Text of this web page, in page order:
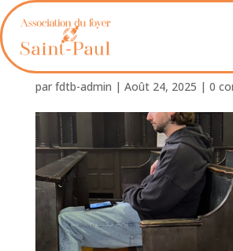
2025-05-31 16-45-
par fdtb-admin | Août 24, 2025 | 0